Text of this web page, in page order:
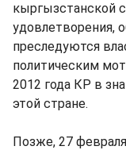
кыргызстанской
удовлетворения,
преследуются
политическим
2012 года КР в
этой стране.
Позже, 27 февраля